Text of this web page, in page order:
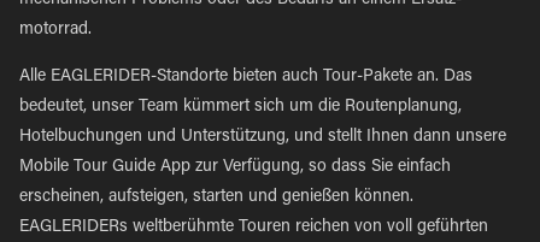
motorrad.
Alle EAGLERIDER-Standorte bieten auch Tour-Pakete an. Das
bedeutet, unser Team kümmert sich um die Routenplanung,
Hotelbuchungen und Unterstützung, und stellt Ihnen dann unsere
Mobile Tour Guide App zur Verfügung, so dass Sie einfach
erscheinen, aufsteigen, starten und genießen können.
EAGLERIDERs weltberühmte Touren reichen von voll geführten